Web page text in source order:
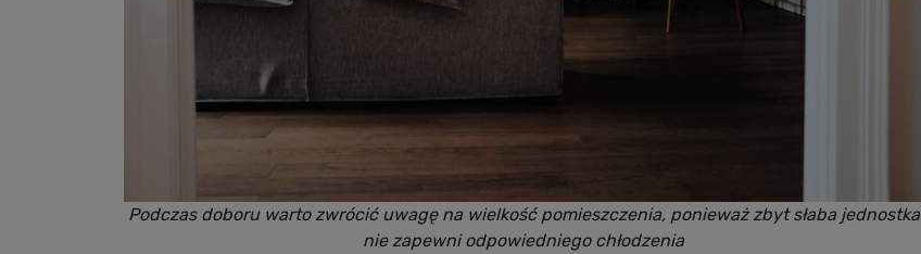
Podczas doboru warto zwrócić uwagę na wielkość pomieszczenia, ponieważ zbyt słaba jednostka
nie zapewni odpowiedniego chłodzenia